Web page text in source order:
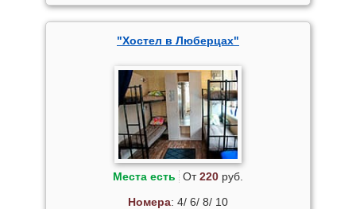
"Хостел в Люберцах"
Места есть От220руб.
Номера: 4/ 6/ 8/ 10